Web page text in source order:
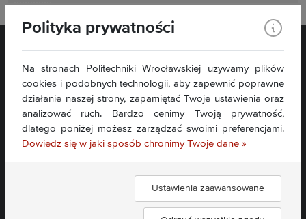
Plac Grunwaldzki 11
50-377 Wrocław
Deklaracja dostępności
Polityka prywatności
Na stronach Politechniki Wrocławskiej używamy plików
cookies i podobnych technologii, aby zapewnić poprawne
działanie naszej strony, zapamiętać Twoje ustawienia oraz
analizować ruch. Bardzo cenimy Twoją prywatność,
dlatego poniżej możesz zarządzać swoimi preferencjami.
Dowiedz się w jaki sposób chronimy Twoje dane »
Ustawienia zaawansowane